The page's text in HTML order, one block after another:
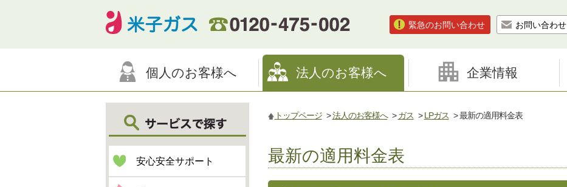
緊急のお問い合わせ お問い合わせ
個人のお客様へ 法人のお客様へ 企業情報
トップページ >法人のお客様へ >ガス >LPガス > 最新の適用料金表
最新の適用料金表
安心安全サポート